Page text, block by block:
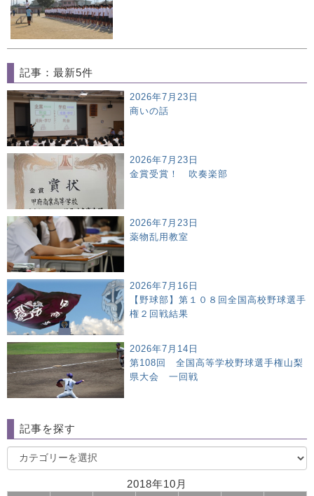
記事：最新5件
2026年7月23日
商いの話
2026年7月23日
金賞受賞！ 吹奏楽部
2026年7月23日
薬物乱用教室
2026年7月16日
【野球部】第１０８回全国高校野球選手
権２回戦結果
2026年7月14日
第108回 全国高等学校野球選手権山梨
県大会 一回戦
記事を探す
2018年10月